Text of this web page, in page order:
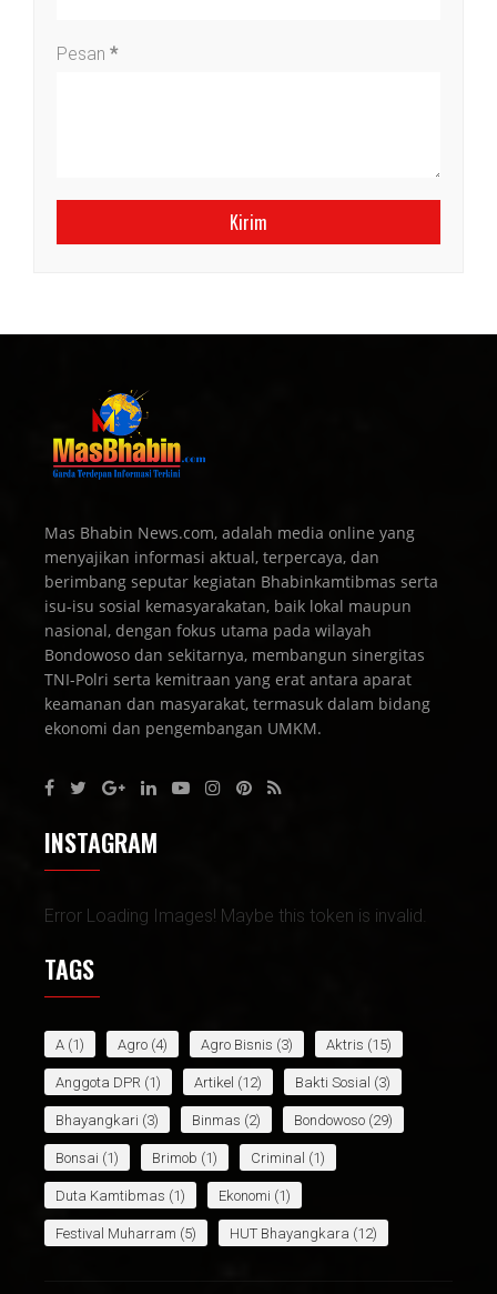
Pesan *
Mas Bhabin News.com, adalah media online yang
menyajikan informasi aktual, terpercaya, dan
berimbang seputar kegiatan Bhabinkamtibmas serta
isu-isu sosial kemasyarakatan, baik lokal maupun
nasional, dengan fokus utama pada wilayah
Bondowoso dan sekitarnya, membangun sinergitas
TNI-Polri serta kemitraan yang erat antara aparat
keamanan dan masyarakat, termasuk dalam bidang
ekonomi dan pengembangan UMKM.
INSTAGRAM
Error Loading Images! Maybe this token is invalid.
TAGS
A (1) Agro (4) Agro Bisnis (3) Aktris (15)
Anggota DPR (1) Artikel (12) Bakti Sosial (3)
Bhayangkari (3) Binmas (2) Bondowoso (29)
Bonsai (1) Brimob (1) Criminal (1)
Duta Kamtibmas (1) Ekonomi (1)
Festival Muharram (5) HUT Bhayangkara (12)